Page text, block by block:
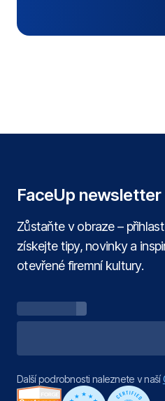
FaceUp newsletter
Zůstaňte v obraze –
získejte tipy, novinky a
otevřené firemní kultury.
Další podrobnosti naleznete v naší